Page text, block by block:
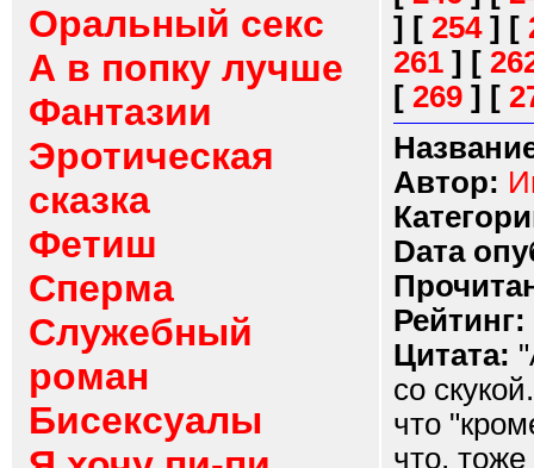
Оральный секс
А в попку лучше
Фантазии
Эротическая
сказка
Фетиш
Сперма
Служебный
роман
Бисексуалы
] [ 254] [
261 ] [
[ 269 ] [
Автор:
Dата
Рейтинг:
Цитата:
со
что
что,